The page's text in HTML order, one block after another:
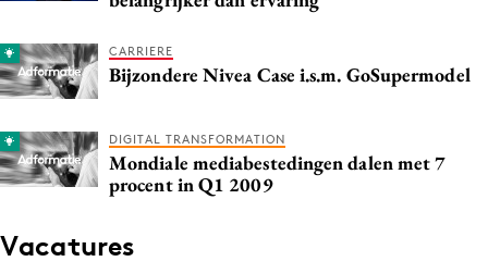
CARRIERE
Bijzondere Nivea Case i.s.m. GoSupermodel
DIGITAL TRANSFORMATION
Mondiale mediabestedingen dalen met 7
procent in Q1 2009
Vacatures